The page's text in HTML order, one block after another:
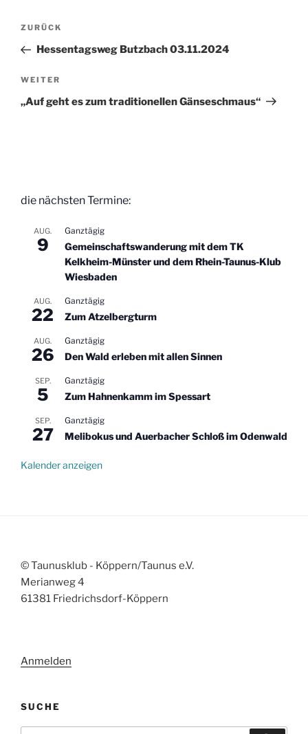
Beitragsnavigation
Vorheriger
Beitrag
ZURÜCK
Hessentagsweg Butzbach 03.11.2024
Nächster
Beitrag
WEITER
„Auf geht es zum traditionellen Gänseschmaus“
die nächsten Termine:
AUG.
9
Ganztägig
Gemeinschaftswanderung mit dem TK
Kelkheim-Münster und dem Rhein-Taunus-Klub
Wiesbaden
AUG.
22
Ganztägig
Zum Atzelbergturm
AUG.
26
Ganztägig
Den Wald erleben mit allen Sinnen
SEP.
5
Ganztägig
Zum Hahnenkamm im Spessart
SEP.
27
Ganztägig
Melibokus und Auerbacher Schloß im Odenwald
Kalender anzeigen
© Taunusklub - Köppern/Taunus e.V.
Merianweg 4
61381 Friedrichsdorf-Köppern
Anmelden
SUCHE